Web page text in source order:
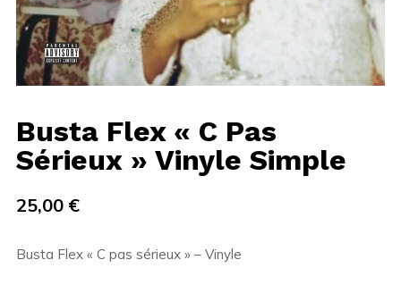
Busta Flex « C Pas
Sérieux » Vinyle Simple
25,00 €
Busta Flex « C pas sérieux » – Vinyle